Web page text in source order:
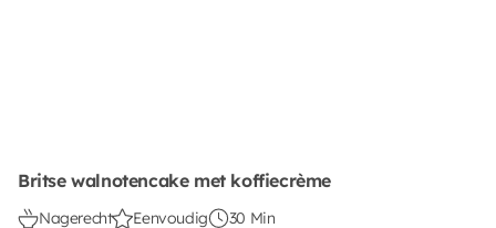
Britse walnotencake met koffiecrème
Nagerecht Eenvoudig 30 Min